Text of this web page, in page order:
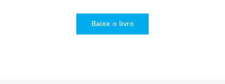
Baixe o livro